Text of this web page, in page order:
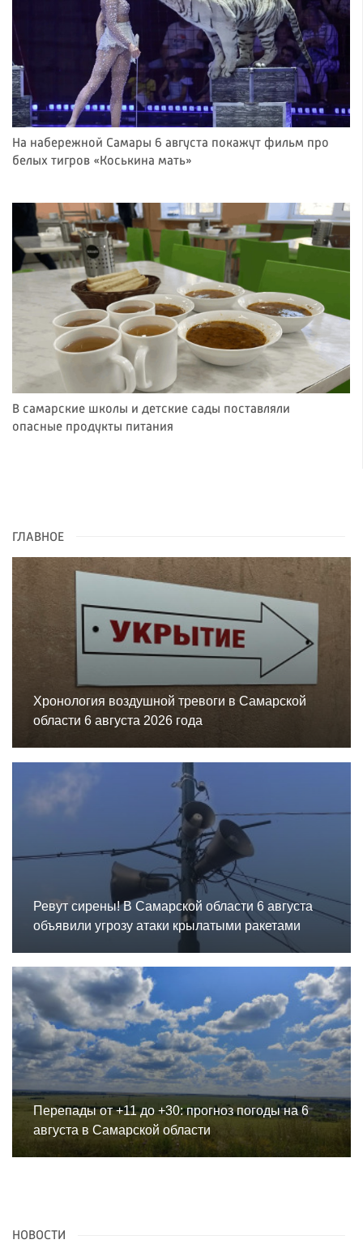
На набережной Самары 6 августа покажут фильм про
белых тигров «Коськина мать»
В самарские школы и детские сады поставляли
опасные продукты питания
ГЛАВНОЕ
Хронология воздушной тревоги в Самарской
области 6 августа 2026 года
Ревут сирены! В Самарской области 6 августа
объявили угрозу атаки крылатыми ракетами
Перепады от +11 до +30: прогноз погоды на 6
августа в Самарской области
НОВОСТИ